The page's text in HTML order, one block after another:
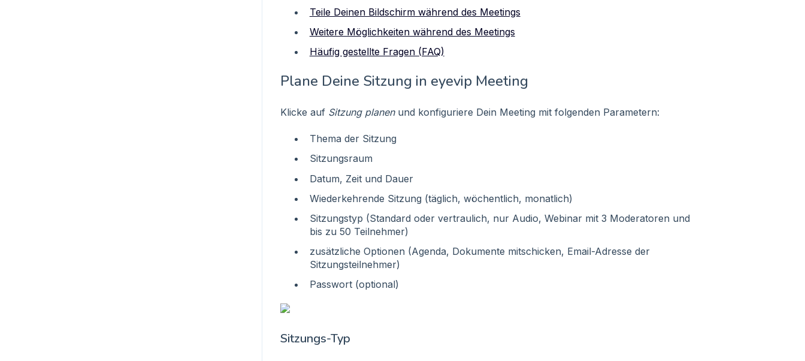
Teile Deinen Bildschirm während des Meetings
Weitere Möglichkeiten während des Meetings
Häufig gestellte Fragen (FAQ)
Plane Deine Sitzung in eyevip Meeting
Klicke auf Sitzung planenund konfiguriere Dein Meeting mit folgenden Parametern:
Thema der Sitzung
Sitzungsraum
Datum, Zeit und Dauer
Wiederkehrende Sitzung (täglich, wöchentlich, monatlich)
Sitzungstyp (Standard oder vertraulich, nur Audio, Webinar mit 3 Moderatoren und
bis zu 50 Teilnehmer)
zusätzliche Optionen (Agenda, Dokumente mitschicken, Email-Adresse der
Sitzungsteilnehmer)
Passwort (optional)
Sitzungs-Typ